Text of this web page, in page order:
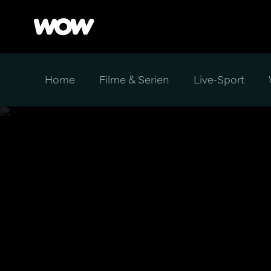
Home Filme & Serien Live-Sport